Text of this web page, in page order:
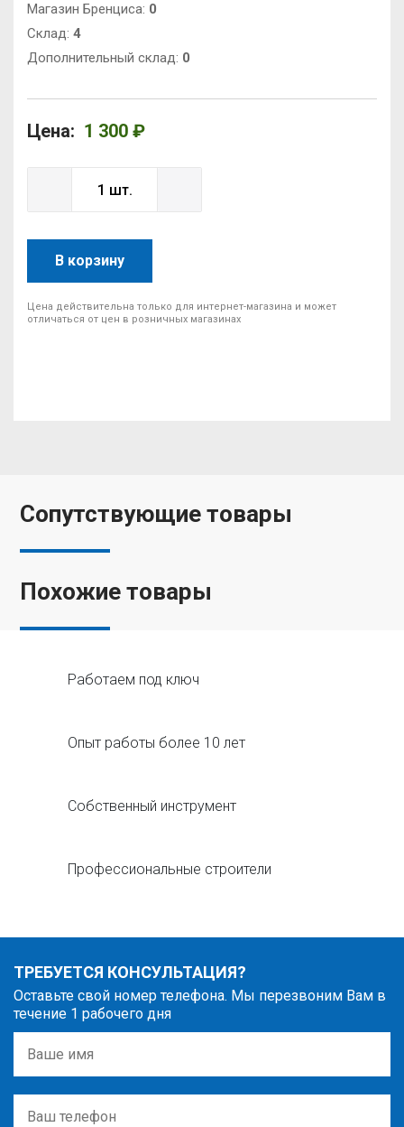
Магазин Бренциса: 0
Cклад: 4
Дополнительный склад: 0
Цена: 1 300 ₽
В корзину
Цена действительна только для интернет-магазина и может
отличаться от цен в розничных магазинах
Сопутствующие товары
Похожие товары
Работаем под ключ
Опыт работы более 10 лет
Собственный инструмент
Профессиональные строители
ТРЕБУЕТСЯ КОНСУЛЬТАЦИЯ?
Оставьте свой номер телефона. Мы перезвоним Вам в
течение 1 рабочего дня